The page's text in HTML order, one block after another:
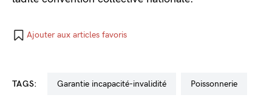
Ajouter aux articles favoris
TAGS: garantie incapacité-invalidité poissonnerie